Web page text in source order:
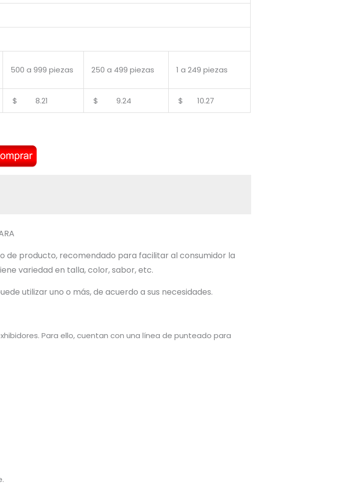
500 a 999 piezas 250 a 499 piezas 1 a 249 piezas
$ 8.21 $ 9.24 $ 10.27
de producto, recomendado para facilitar al consumidor la
variedad en talla, color, sabor, etc.
utilizar uno o más, de acuerdo a sus necesidades.
Para ello, cuentan con una línea de punteado para